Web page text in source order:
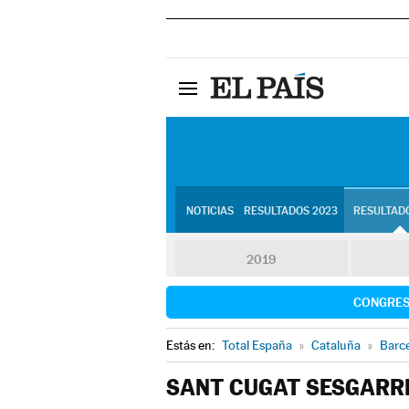
NOTICIAS RESULTADOS 2023
2019
Estás en: Total España » Cataluña »
SANT CUGAT